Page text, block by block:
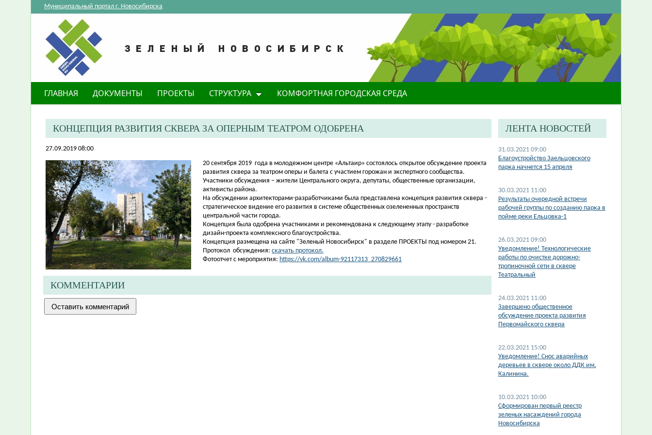
Муниципальный портал г. Новосибирска
ГЛАВНАЯ ДОКУМЕНТЫ ПРОЕКТЫ СТРУКТУРА КОМФОРТНАЯ ГОРОДСКАЯ СРЕДА
КОНЦЕПЦИЯ РАЗВИТИЯ СКВЕРА ЗА ОПЕРНЫМ ТЕАТРОМ ОДОБРЕНА
27.09.2019 08:00
20 сентября 2019 года в молодежном центре «Альтаир» состоялось открытое обсуждение проекта
развития сквера за театром оперы и балета с участием горожан и экспертного сообщества.
Участники обсуждения – жители Центрального округа, депутаты, общественные организации,
активисты района.
На обсуждении архитекторами-разработчиками была представлена концепция развития сквера -
стратегическое видение его развития в системе общественных озелененных пространств
центральной части города.
Концепция была одобрена участниками и рекомендована к следующему этапу - разработке
дизайн-проекта комплексного благоустройства.
Концепция размещена на сайте "Зеленый Новосибирск" в разделе ПРОЕКТЫ под номером 21.
Протокол обсуждения: скачать протокол.
Фотоотчет с мероприятия: https://vk.com/album-92117313_270829661
КОММЕНТАРИИ
ЛЕНТА НОВОСТЕЙ
31.03.2021 09:00
Благоустройство Заельцовского
парка начнется 15 апреля
30.03.2021 11:00
Результаты очередной встречи
рабочей группы по созданию парка в
пойме реки Ельцовка-1
26.03.2021 09:00
Уведомление! Технологические
работы по очистке дорожно-
тропиночной сети в сквере
Театральный
24.03.2021 11:00
Завершено общественное
обсуждение проекта развития
Первомайского сквера
22.03.2021 15:00
Уведомление! Снос аварийных
деревьев в сквере около ДДК им.
Калинина.
10.03.2021 10:00
Сформирован первый реестр
зеленых насаждений города
Новосибирска